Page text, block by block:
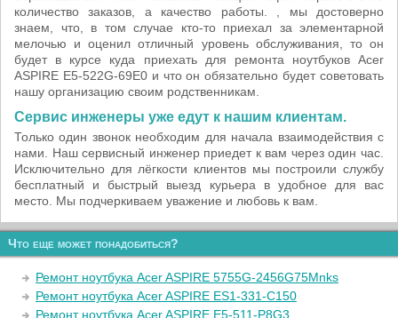
количество заказов, а качество работы. , мы достоверно
знаем, что, в том случае кто-то приехал за элементарной
мелочью и оценил отличный уровень обслуживания, то он
будет в курсе куда приехать для ремонта ноутбуков Acer
ASPIRE E5-522G-69E0 и что он обязательно будет советовать
нашу организацию своим родственникам.
Сервис инженеры уже едут к нашим клиентам.
Только один звонок необходим для начала взаимодействия с
нами. Наш сервисный инженер приедет к вам через один час.
Исключительно для лёгкости клиентов мы построили службу
бесплатный и быстрый выезд курьера в удобное для вас
место. Мы подчеркиваем уважение и любовь к вам.
Что еще может понадобиться?
Ремонт ноутбука Acer ASPIRE 5755G-2456G75Mnks
Ремонт ноутбука Acer ASPIRE ES1-331-C150
Ремонт ноутбука Acer ASPIRE E5-511-P8G3